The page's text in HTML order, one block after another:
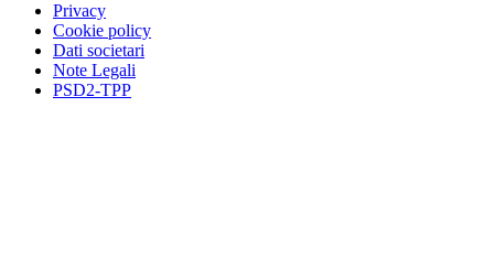
Privacy
Cookie policy
Dati societari
Note Legali
PSD2-TPP